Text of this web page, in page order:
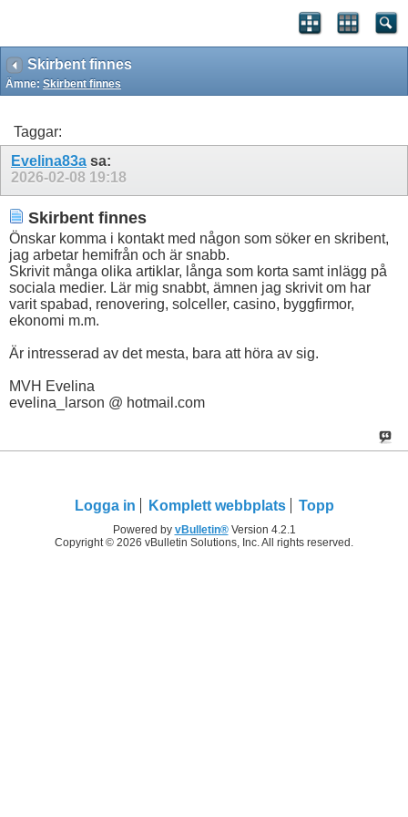
Skirbent finnes
Ämne: Skirbent finnes
Taggar:
Evelina83a sa:
2026-02-08 19:18
Skirbent finnes
Önskar komma i kontakt med någon som söker en skribent,
jag arbetar hemifrån och är snabb.
Skrivit många olika artiklar, långa som korta samt inlägg på
sociala medier. Lär mig snabbt, ämnen jag skrivit om har
varit spabad, renovering, solceller, casino, byggfirmor,
ekonomi m.m.
Är intresserad av det mesta, bara att höra av sig.
MVH Evelina
evelina_larson @ hotmail.com
Logga in Komplett webbplats Topp
Powered by vBulletin®Version 4.2.1
Copyright © 2026 vBulletin Solutions, Inc. All rights reserved.